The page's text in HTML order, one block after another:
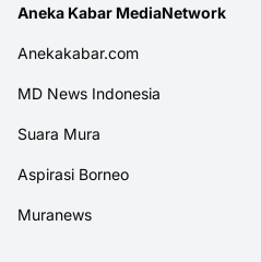
Aneka Kabar MediaNetwork
Anekakabar.com
MD News Indonesia
Suara Mura
Aspirasi Borneo
Muranews